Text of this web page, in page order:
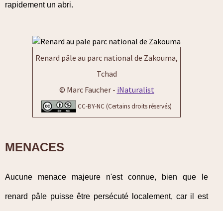
rapidement un abri.
Renard pâle au parc national de Zakouma,
Tchad
© Marc Faucher - iNaturalist
CC-BY-NC (Certains droits réservés)
MENACES
Aucune menace majeure n'est connue, bien que le
renard pâle puisse être persécuté localement, car il est